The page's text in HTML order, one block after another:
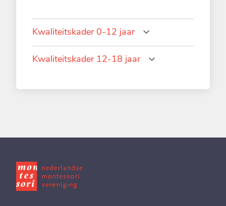
Kwaliteitskader 0-12 jaar
Kwaliteitskader 12-18 jaar